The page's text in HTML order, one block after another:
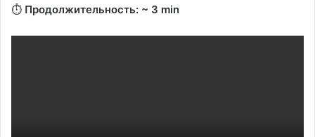
⏱️ Продолжительность: ~ 3 min